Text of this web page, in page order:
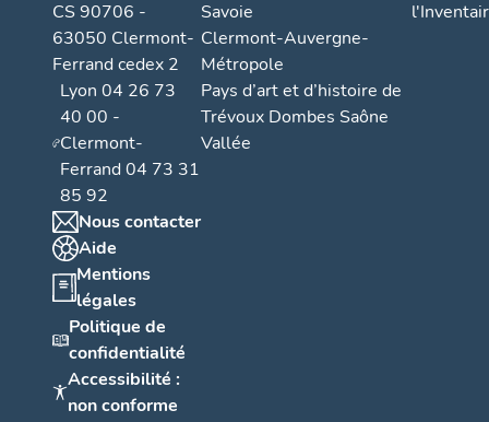
CS 90706 -
63050 Clermont-
Ferrand cedex 2
Lyon 04 26 73
40 00 -
Clermont-
Ferrand 04 73 31
85 92
Nous contacter
Aide
Mentions
légales
Politique de
confidentialité
Accessibilité :
non conforme
Savoie
Clermont-Auvergne-
Métropole
Pays d’art et d’histoire de
Trévoux Dombes Saône
Vallée